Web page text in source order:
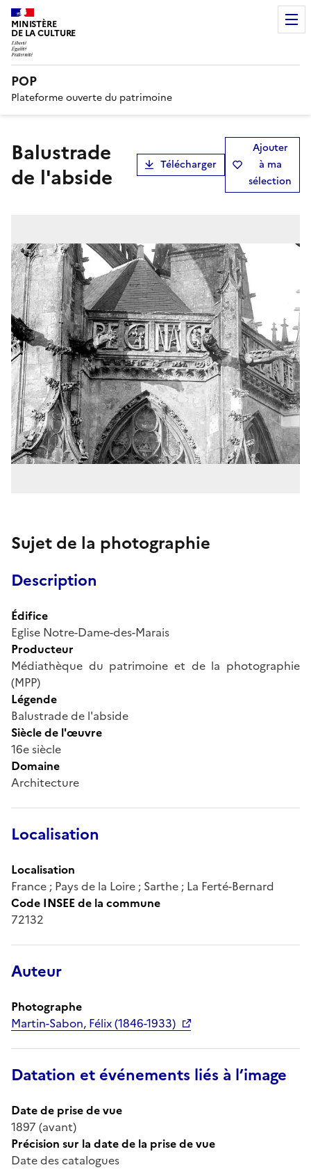
MINISTÈRE
DE LA CULTURE
POP
Plateforme ouverte du patrimoine
Balustrade
de l'abside
Télécharger
Ajouter
à ma
sélection
Sujet de la photographie
Description
Édifice
Eglise Notre-Dame-des-Marais
Producteur
Médiathèque du patrimoine et de la photographie
(MPP)
Légende
Balustrade de l'abside
Siècle de l'œuvre
16e siècle
Domaine
Architecture
Localisation
Localisation
France ; Pays de la Loire ; Sarthe ; La Ferté-Bernard
Code INSEE de la commune
72132
Auteur
Photographe
Martin-Sabon, Félix (1846-1933)
Datation et événements liés à l’image
Date de prise de vue
1897 (avant)
Précision sur la date de la prise de vue
Date des catalogues